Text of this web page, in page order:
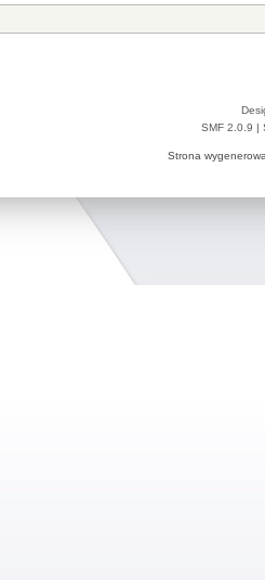
SMF 2.0.9 |
Strona